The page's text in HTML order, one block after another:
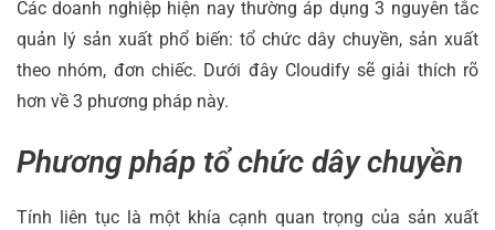
Các doanh nghiệp hiện nay thường áp dụng 3 nguyên tắc
quản lý sản xuất phổ biến: tổ chức dây chuyền, sản xuất
theo nhóm, đơn chiếc. Dưới đây Cloudify sẽ giải thích rõ
hơn về 3 phương pháp này.
Phương pháp tổ chức dây chuyền
Tính liên tục là một khía cạnh quan trọng của sản xuất